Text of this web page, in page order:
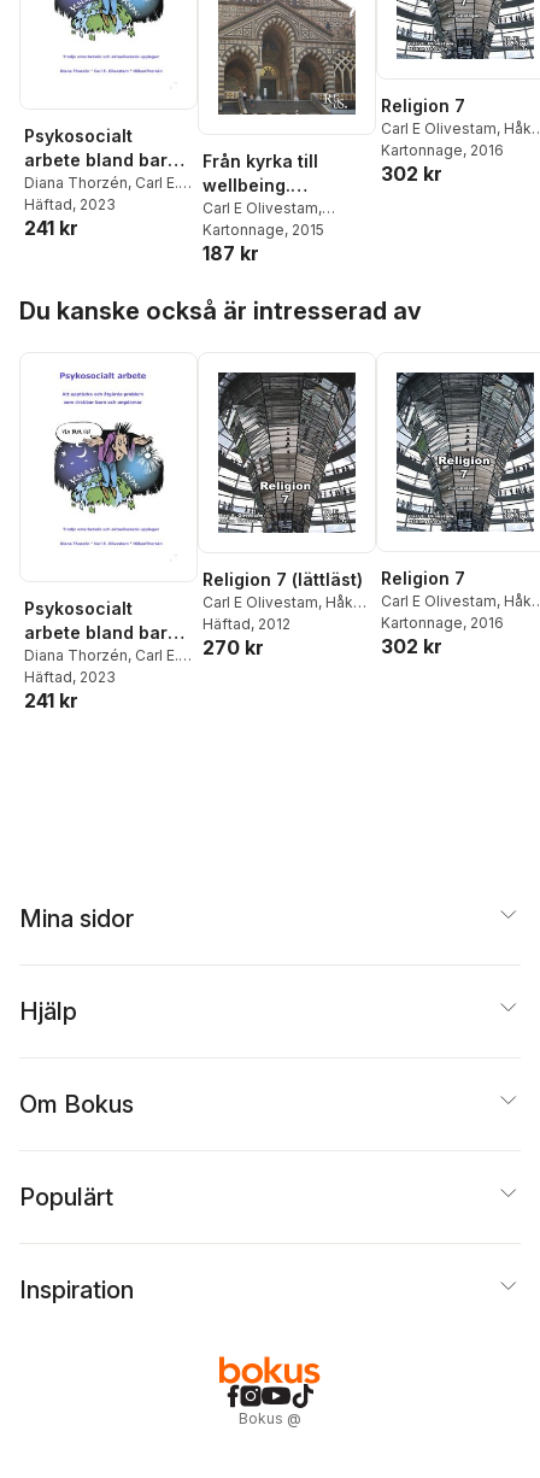
Psykosocialt
arbete bland barn
och ungdomar
Diana Thorzén, Carl E.
Olivestam,Håkan
Thorsén
Häftad, 2023
241 kr
Från kyrka till
wellbeing.
Omarbetad och
aktualisterad
handbok i
Carl E Olivestam,
Mimmi Eriksson,Stig
Lindholm
Kartonnage, 2015
187 kr
Religion 7
Carl E Olivestam,
Thorsén
Kartonnage, 2016
302 kr
Du kanske också är intresserad av
Psykosocialt
arbete bland barn
och ungdomar
Diana Thorzén, Carl E.
Olivestam,Håkan
Thorsén
Häftad, 2023
241 kr
Religion 7 (lättläst)
Carl E Olivestam, Håkan
Thorsén
Häftad, 2012
270 kr
Religion 7
Carl E Olivestam,
Thorsén
Kartonnage, 2016
302 kr
Mina sidor
Hjälp
Om Bokus
Populärt
Inspiration
Bokus @